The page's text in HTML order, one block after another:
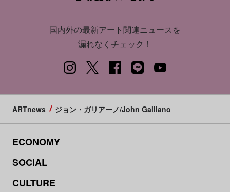
国内外の最新アート関連ニュースを
漏れなくチェック！
ARTnews ジョン・ガリアーノ/John Galliano
ECONOMY
SOCIAL
CULTURE